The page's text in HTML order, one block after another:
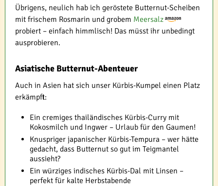
Übrigens, neulich hab ich geröstete Butternut-Scheiben
mit frischem Rosmarin und grobem Meersalz
probiert – einfach himmlisch! Das müsst ihr unbedingt
ausprobieren.
Asiatische Butternut-Abenteuer
Auch in Asien hat sich unser Kürbis-Kumpel einen Platz
erkämpft:
Ein cremiges thailändisches Kürbis-Curry mit
Kokosmilch und Ingwer – Urlaub für den Gaumen!
Knuspriger japanischer Kürbis-Tempura – wer hätte
gedacht, dass Butternut so gut im Teigmantel
aussieht?
Ein würziges indisches Kürbis-Dal mit Linsen –
perfekt für kalte Herbstabende